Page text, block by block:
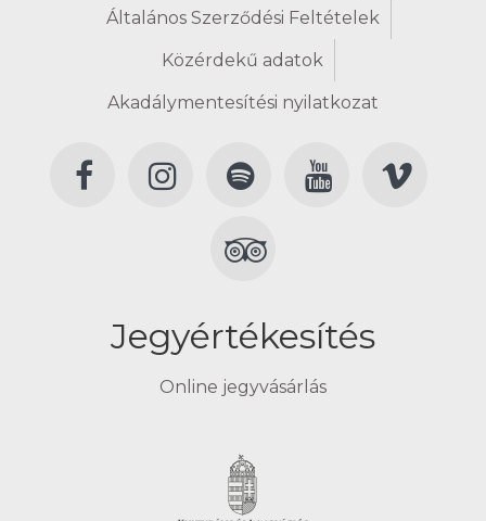
Általános Szerződési Feltételek
Közérdekű adatok
Akadálymentesítési nyilatkozat
Jegyértékesítés
Online jegyvásárlás